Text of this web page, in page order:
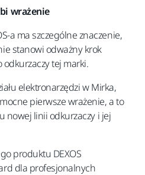
wrażenie
a ma szczególne znaczenie,
stanowi odważny krok
tej marki.
elektronarzędzi w Mirka,
pierwsze wrażenie, a to
nowej linii odkurzaczy i jej
produktu DEXOS
dla profesjonalnych